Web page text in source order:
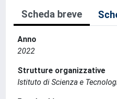
Scheda breve
Anno
2022
Strutture organizzative
Istituto di Scienza e